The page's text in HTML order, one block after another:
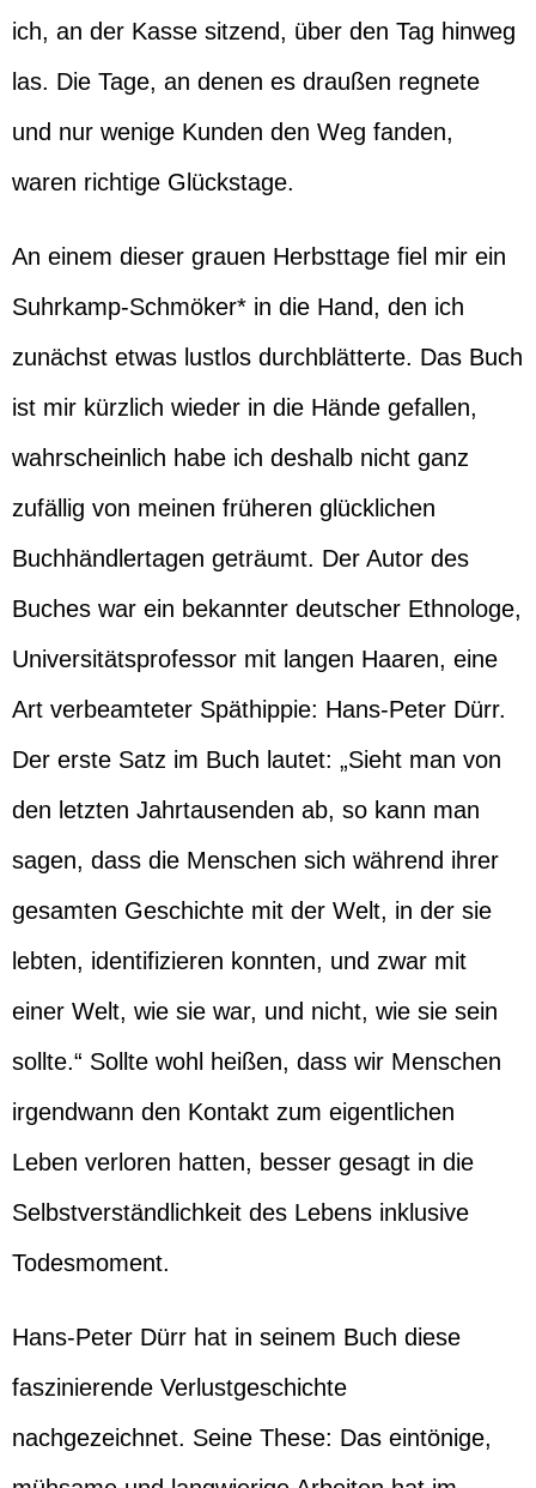
ich, an der Kasse sitzend, über den Tag hinweg
las. Die Tage, an denen es draußen regnete
und nur wenige Kunden den Weg fanden,
waren richtige Glückstage.
An einem dieser grauen Herbsttage fiel mir ein
Suhrkamp-Schmöker* in die Hand, den ich
zunächst etwas lustlos durchblätterte. Das Buch
ist mir kürzlich wieder in die Hände gefallen,
wahrscheinlich habe ich deshalb nicht ganz
zufällig von meinen früheren glücklichen
Buchhändlertagen geträumt. Der Autor des
Buches war ein bekannter deutscher Ethnologe,
Universitätsprofessor mit langen Haaren, eine
Art verbeamteter Späthippie: Hans-Peter Dürr.
Der erste Satz im Buch lautet: „Sieht man von
den letzten Jahrtausenden ab, so kann man
sagen, dass die Menschen sich während ihrer
gesamten Geschichte mit der Welt, in der sie
lebten, identifizieren konnten, und zwar mit
einer Welt, wie sie war, und nicht, wie sie sein
sollte.“ Sollte wohl heißen, dass wir Menschen
irgendwann den Kontakt zum eigentlichen
Leben verloren hatten, besser gesagt in die
Selbstverständlichkeit des Lebens inklusive
Todesmoment.
Hans-Peter Dürr hat in seinem Buch diese
faszinierende Verlustgeschichte
nachgezeichnet. Seine These: Das eintönige,